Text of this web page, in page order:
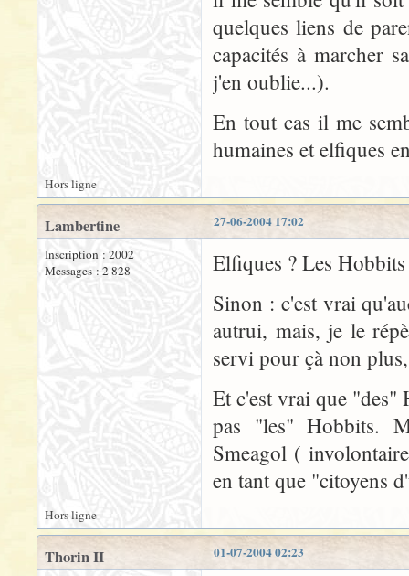
quelques liens de
capacités à marcher
j'en oublie...).
En tout cas il me
humaines et elfiques
Hors ligne
27-06-2004 17:02
Lambertine
Inscription : 2002
Messages : 2 828
Elfiques ? Les
Sinon : c'est vrai
autrui, mais, je le
servi pour çà non
Et c'est vrai que "des"
pas "les" Hobbits.
Smeagol (
en tant que "citoyens
Hors ligne
01-07-2004 02:23
Thorin II